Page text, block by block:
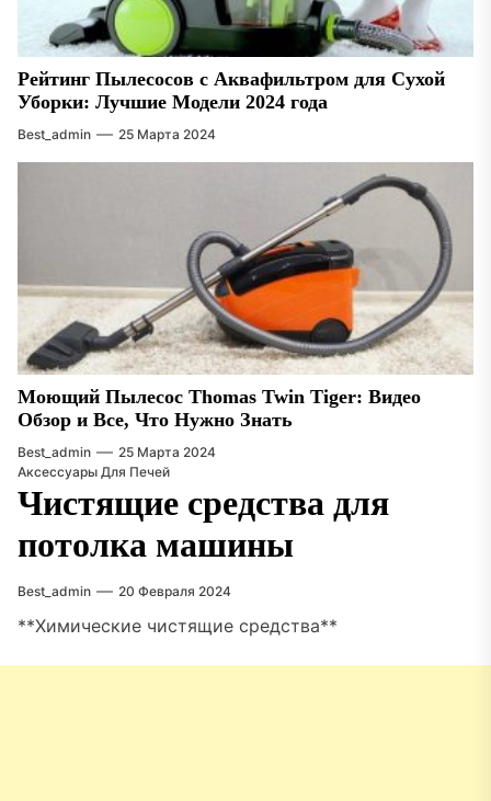
Рейтинг Пылесосов с Аквафильтром для Сухой
Уборки: Лучшие Модели 2024 года
Best_admin 25 Марта 2024
Моющий Пылесос Thomas Twin Tiger: Видео
Обзор и Все, Что Нужно Знать
Best_admin
25 Марта 2024
Аксессуары Для Печей
Чистящие средства для
потолка машины
Best_admin 20 Февраля 2024
**Химические чистящие средства**